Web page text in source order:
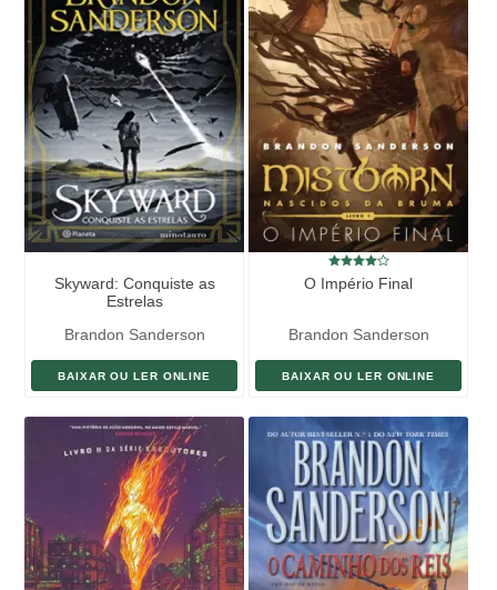
Skyward: Conquiste as
Estrelas
Brandon Sanderson
BAIXAR OU LER ONLINE
O Império Final
Brandon Sanderson
BAIXAR OU LER ONLINE